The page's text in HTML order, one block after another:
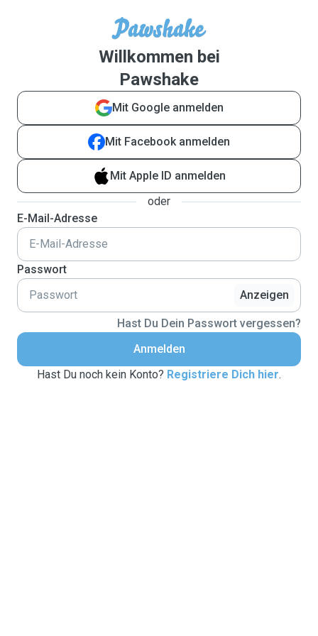
Willkommen bei
Pawshake
Mit Google anmelden
Mit Facebook anmelden
Mit Apple ID anmelden
oder
E-Mail-Adresse
Passwort
Anzeigen
Hast Du Dein Passwort vergessen?
Anmelden
Hast Du noch kein Konto? Registriere Dich hier.